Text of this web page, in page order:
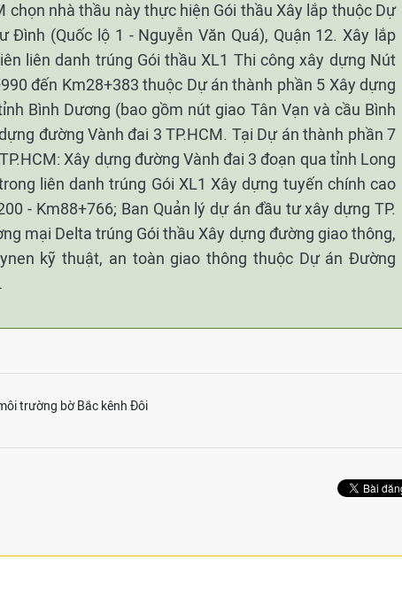
chọn nhà thầu này thực hiện Gói thầu Xây lắp thuộc Dự
Đình (Quốc lộ 1 - Nguyễn Văn Quá), Quận 12. Xây lắp
liên danh trúng Gói thầu XL1 Thi công xây dựng Nút
đến Km28+383 thuộc Dự án thành phần 5 Xây dựng
Bình Dương (bao gồm nút giao Tân Vạn và cầu Bình
đường Vành đai 3 TP.HCM. Tại Dự án thành phần 7
Xây dựng đường Vành đai 3 đoạn qua tỉnh Long
liên danh trúng Gói XL1 Xây dựng tuyến chính cao
- Km88+766; Ban Quản lý dự án đầu tư xây dựng TP.
mại Delta trúng Gói thầu Xây dựng đường giao thông,
kỹ thuật, an toàn giao thông thuộc Dự án Đường
trường bờ Bắc kênh Đôi